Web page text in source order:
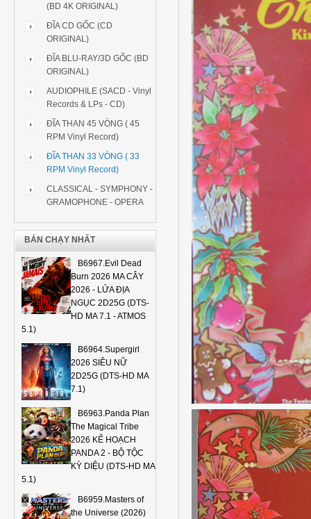
(BD 4K ORIGINAL)
ĐĨA CD GỐC (CD
ORIGINAL)
ĐĨA BLU-RAY/3D GỐC (BD
ORIGINAL)
AUDIOPHILE (SACD - Vinyl
Records & LPs - CD)
ĐĨA THAN 45 VÒNG ( 45
RPM Vinyl Record)
ĐĨA THAN 33 VÒNG ( 33
RPM Vinyl Record)
CLASSICAL - SYMPHONY -
GRAMOPHONE - OPERA
BÁN CHẠY NHẤT
B6967.Evil Dead
Burn 2026 MA CÂY
2026 - LỬA ĐỊA
NGỤC 2D25G (DTS-
HD MA 7.1 - ATMOS
5.1)
B6964.Supergirl
2026 SIÊU NỮ
2D25G (DTS-HD MA
7.1)
B6963.Panda Plan
The Magical Tribe
2026 KẾ HOẠCH
PANDA 2 - BỘ TỘC
KỲ DIỆU (DTS-HD MA
5.1)
B6959.Masters of
the Universe (2026)